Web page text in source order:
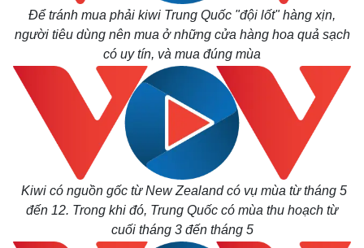
Để tránh mua phải kiwi Trung Quốc "đội lốt" hàng xịn,
người tiêu dùng nên mua ở những cửa hàng hoa quả sạch
có uy tín, và mua đúng mùa
Kiwi có nguồn gốc từ New Zealand có vụ mùa từ tháng 5
đến 12. Trong khi đó, Trung Quốc có mùa thu hoạch từ
cuối tháng 3 đến tháng 5